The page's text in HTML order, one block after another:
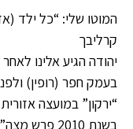
המוטו שלי: “כל ילד
קרליבך
יהודה הגיע אלינו
בעמק חפר (רופין)
“ירקון” במועצה
בשנת 2010